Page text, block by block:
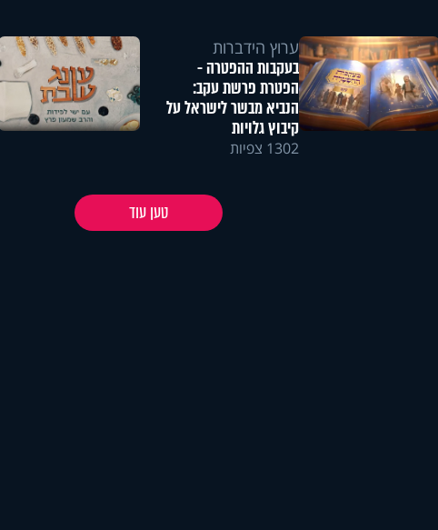
ערוץ הידברות
בעקבות ההפטרה -
הפטרת פרשת עקב:
הנביא מבשר לישראל על
קיבוץ גלויות
1302 צפיות
טען עוד